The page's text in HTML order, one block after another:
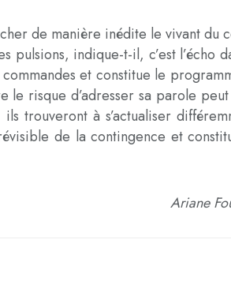
de manière inédite le vivant du
pulsions, indique-t-il, c’est l’écho
et constitue le
le risque d’adresser sa parole
trouveront à s’actualiser
de la contingence et
Ariane